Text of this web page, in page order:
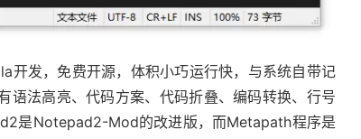
发，免费开源，体积小巧运行快，与系统自带记
语法高亮、代码方案、代码折叠、编码转换、行号
是Notepad2-Mod的改进版，而Metapath程序是